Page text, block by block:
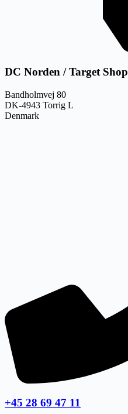
DC Norden / Target Shop
Bandholmvej 80
DK-4943 Torrig L
Denmark
+45 28 69 47 11